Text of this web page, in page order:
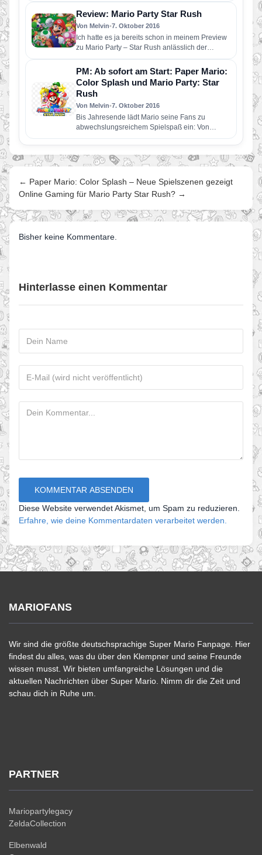
Review: Mario Party Star Rush
Von Melvin•7. Oktober 2016
Ich hatte es ja bereits schon in meinem Preview
zu Mario Party – Star Rush anlässlich der
gamescom…
PM: Ab sofort am Start: Paper Mario:
Color Splash und Mario Party: Star
Rush
Von Melvin•7. Oktober 2016
Bis Jahresende lädt Mario seine Fans zu
abwechslungsreichem Spielspaß ein: Von
Klassiker bis Smartphone-Spiel ist alles dabei
Super…
← Paper Mario: Color Splash – Neue Spielszenen gezeigt
Online Gaming für Mario Party Star Rush? →
Bisher keine Kommentare.
Hinterlasse einen Kommentar
Diese Website verwendet Akismet, um Spam zu reduzieren.
Erfahre, wie deine Kommentardaten verarbeitet werden.
MARIOFANS
Wir sind die größte deutschsprachige Super Mario Fanpage. Hier
findest du alles, was du über den Klempner und seine Freunde
wissen musst. Wir bieten umfangreiche Lösungen und die
aktuellen Nachrichten über Super Mario. Nimm dir die Zeit und
schau dich in Ruhe um.
PARTNER
Mariopartylegacy
ZeldaCollection
Elbenwald